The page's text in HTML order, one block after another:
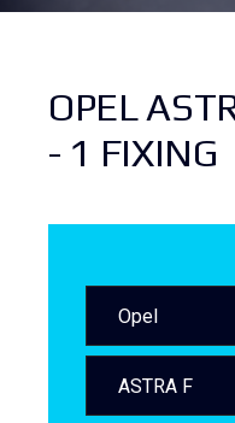
OPEL
- 1 FIXING